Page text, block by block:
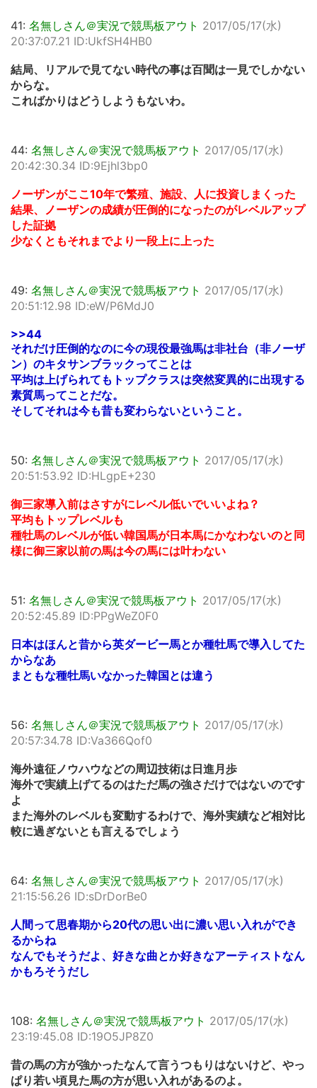
41: 名無しさん＠実況で競馬板アウト 2017/05/17(水)
20:37:07.21 ID:UkfSH4HB0
結局、リアルで見てない時代の事は百聞は一見でしかない
からな。
こればかりはどうしようもないわ。
44: 名無しさん＠実況で競馬板アウト 2017/05/17(水)
20:42:30.34 ID:9Ejhl3bp0
ノーザンがここ10年で繁殖、施設、人に投資しまくった
結果、ノーザンの成績が圧倒的になったのがレベルアップ
した証拠
少なくともそれまでより一段上に上った
49: 名無しさん＠実況で競馬板アウト 2017/05/17(水)
20:51:12.98 ID:eW/P6MdJ0
>>44
それだけ圧倒的なのに今の現役最強馬は非社台（非ノーザ
ン）のキタサンブラックってことは
平均は上げられてもトップクラスは突然変異的に出現する
素質馬ってことだな。
そしてそれは今も昔も変わらないということ。
50: 名無しさん＠実況で競馬板アウト 2017/05/17(水)
20:51:53.92 ID:HLgpE+230
御三家導入前はさすがにレベル低いでいいよね？
平均もトップレベルも
種牡馬のレベルが低い韓国馬が日本馬にかなわないのと同
様に御三家以前の馬は今の馬には叶わない
51: 名無しさん＠実況で競馬板アウト 2017/05/17(水)
20:52:45.89 ID:PPgWeZ0F0
日本はほんと昔から英ダービー馬とか種牡馬で導入してた
からなあ
まともな種牡馬いなかった韓国とは違う
56: 名無しさん＠実況で競馬板アウト 2017/05/17(水)
20:57:34.78 ID:Va366Qof0
海外遠征ノウハウなどの周辺技術は日進月歩
海外で実績上げてるのはただ馬の強さだけではないのです
よ
また海外のレベルも変動するわけで、海外実績など相対比
較に過ぎないとも言えるでしょう
64: 名無しさん＠実況で競馬板アウト 2017/05/17(水)
21:15:56.26 ID:sDrDorBe0
人間って思春期から20代の思い出に濃い思い入れができ
るからね
なんでもそうだよ、好きな曲とか好きなアーティストなん
かもろそうだし
108: 名無しさん＠実況で競馬板アウト 2017/05/17(水)
23:19:45.08 ID:19O5JP8Z0
昔の馬の方が強かったなんて言うつもりはないけど、やっ
ぱり若い頃見た馬の方が思い入れがあるのよ。